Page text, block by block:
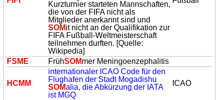
Kurzturnier starteten Mannschaften,
die von der FIFA nicht als
Mitglieder anerkannt sind und
SOMit nicht an der Qualifikation zur
FIFA Fußball-Weltmeisterschaft
teilnehmen durften. [Quelle:
Wikipedia]
FSME FrühSOMmer Meningoenzephalitis
HCMM
internationaler ICAO Code für den
Flughafen der Stadt Mogadishu
SOMalia, die Abkürzung der IATA
ist MGQ
ICAO